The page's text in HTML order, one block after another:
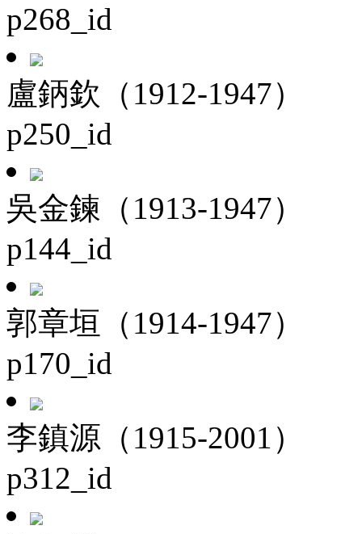
p268_id
盧鈵欽（1912-1947）
p250_id
吳金鍊（1913-1947）
p144_id
郭章垣（1914-1947）
p170_id
李鎮源（1915-2001）
p312_id